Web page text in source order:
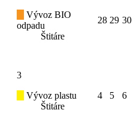
Vývoz BIO
odpadu
Štitáre
28 29 30
3
Vývoz plastu
Štitáre
4 5 6